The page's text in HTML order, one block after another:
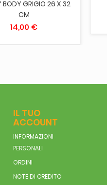
BODY GRIGIO 26 X 32
CM
14,00 €
IL TUO
ACCOUNT
INFORMAZIONI
PERSONALI
ORDINI
NOTE DI CREDITO